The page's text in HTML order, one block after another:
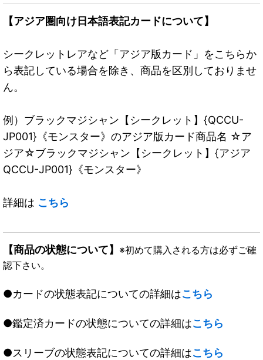
【アジア圏向け日本語表記カードについて】
シークレットレアなど「アジア版カード」をこちらか
ら表記している場合を除き、商品を区別しておりませ
ん。
例）ブラックマジシャン【シークレット】{QCCU-
JP001}《モンスター》のアジア版カード商品名 ☆ア
ジア☆ブラックマジシャン【シークレット】{アジア
QCCU-JP001}《モンスター》
詳細は こちら
【商品の状態について】 ※初めて購入される方は必ずご確
認下さい。
●カードの状態表記についての詳細はこちら
●鑑定済カードの状態についての詳細はこちら
●スリーブの状態表記についての詳細はこちら